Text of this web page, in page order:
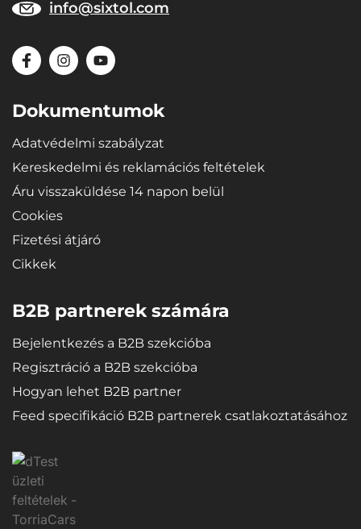
info@sixtol.com
Dokumentumok
Adatvédelmi szabályzat
Kereskedelmi és reklamációs feltételek
Áru visszaküldése 14 napon belül
Cookies
Fizetési átjáró
Cikkek
B2B partnerek számára
Bejelentkezés a B2B szekcióba
Regisztráció a B2B szekcióba
Hogyan lehet B2B partner
Feed specifikáció B2B partnerek csatlakoztatásához